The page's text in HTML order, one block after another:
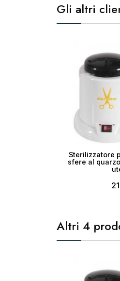
Gli altri
Sterilizzatore
sfere al
Altri 4